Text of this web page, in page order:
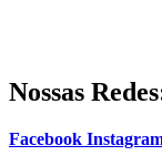
Nossas
Facebook